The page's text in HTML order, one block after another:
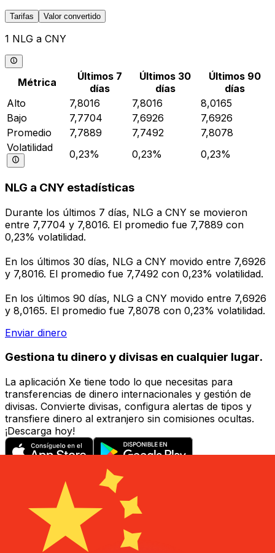
Tarifas Valor convertido
1 NLG a CNY
Métrica
Últimos 7
días
Últimos 30
días
Últimos 90
días
Alto
7,8016 7,8016
8,0165
Bajo
7,7704 7,6926
7,6926
Promedio
7,7889 7,7492
7,8078
Volatilidad
0,23% 0,23% 0,23%
NLG a CNY estadísticas
Durante los últimos 7 días, NLG a CNY se movieron
entre 7,7704 y 7,8016. El promedio fue 7,7889 con
0,23% volatilidad.
En los últimos 30 días, NLG a CNY movido entre 7,6926
y 7,8016. El promedio fue 7,7492 con 0,23% volatilidad.
En los últimos 90 días, NLG a CNY movido entre 7,6926
y 8,0165. El promedio fue 7,8078 con 0,23% volatilidad.
Enviar dinero
Gestiona tu dinero y divisas en cualquier lugar.
La aplicación Xe tiene todo lo que necesitas para
transferencias de dinero internacionales y gestión de
divisas. Convierte divisas, configura alertas de tipos y
transfiere dinero al extranjero sin comisiones ocultas.
¡Descarga hoy!